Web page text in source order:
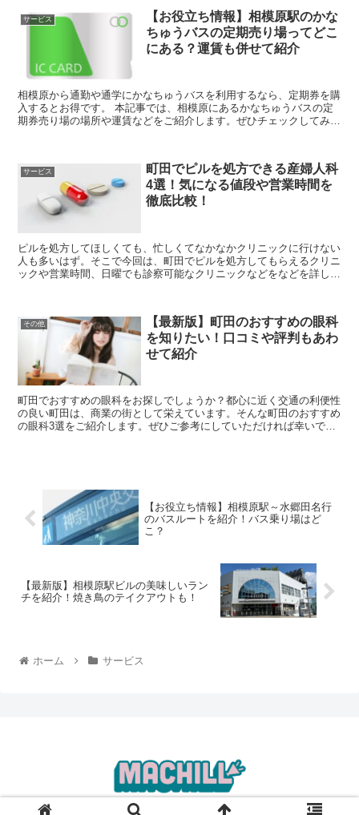
サービス
【お役立ち情報】相模原駅のかな
ちゅうバスの定期売り場ってどこ
にある？運賃も併せて紹介
相模原から通勤や通学にかなちゅうバスを利用するなら、定期券を購
入するとお得です。 本記事では、相模原にあるかなちゅうバスの定
期券売り場の場所や運賃などをご紹介します。ぜひチェックしてみて
サービス
町田でピルを処方できる産婦人科
4選！気になる値段や営業時間を
徹底比較！
ピルを処方してほしくても、忙しくてなかなかクリニックに行けない
人も多いはず。そこで今回は、町田でピルを処方してもらえるクリニ
ックや営業時間、日曜でも診察可能なクリニックなどをなどを詳しく
その他
【最新版】町田のおすすめの眼科
を知りたい！口コミや評判もあわ
せて紹介
町田でおすすめの眼科をお探しでしょうか？都心に近く交通の利便性
の良い町田は、商業の街として栄えています。そんな町田のおすすめ
の眼科3選をご紹介します。ぜひご参考にしていただければ幸いで
【お役立ち情報】相模原駅～水郷田名行
のバスルートを紹介！バス乗り場はど
こ？
【最新版】相模原駅ビルの美味しいラン
チを紹介！焼き鳥のテイクアウトも！
ホーム サービス